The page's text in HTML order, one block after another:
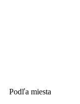
Podľa miesta